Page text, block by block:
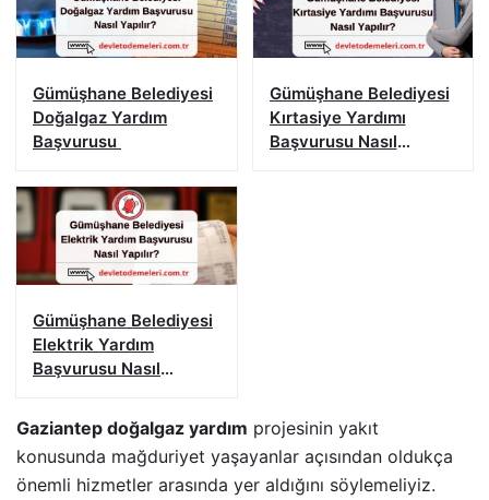
Gümüşhane Belediyesi
Doğalgaz Yardım
Başvurusu
Gümüşhane Belediyesi
Kırtasiye Yardımı
Başvurusu Nasıl
Gümüşhane Belediyesi
Elektrik Yardım
Başvurusu Nasıl
Gaziantep doğalgaz yardım projesinin yakıt
konusunda mağduriyet yaşayanlar açısından oldukça
önemli hizmetler arasında yer aldığını söylemeliyiz.